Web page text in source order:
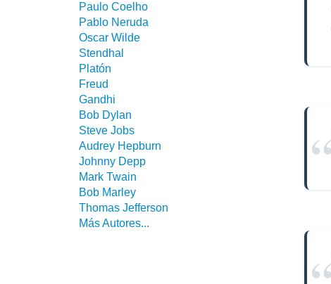
Paulo Coelho
Pablo Neruda
Oscar Wilde
Stendhal
Platón
Freud
Gandhi
Bob Dylan
Steve Jobs
Audrey Hepburn
Johnny Depp
Mark Twain
Bob Marley
Thomas Jefferson
Más Autores...